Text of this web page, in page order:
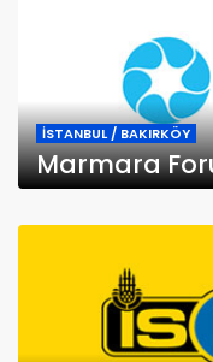
İSTANBUL / BAKIRKÖY
Marmara